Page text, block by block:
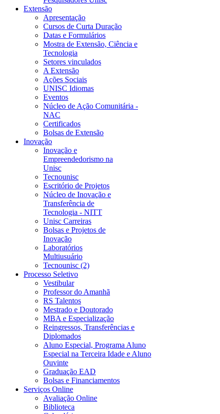
Extensão
Apresentação
Cursos de Curta Duração
Datas e Formulários
Mostra de Extensão, Ciência e
Tecnologia
Setores vinculados
A Extensão
Ações Sociais
UNISC Idiomas
Eventos
Núcleo de Ação Comunitária -
NAC
Certificados
Bolsas de Extensão
Inovação
Inovação e
Empreendedorismo na
Unisc
Tecnounisc
Escritório de Projetos
Núcleo de Inovação e
Transferência de
Tecnologia - NITT
Unisc Carreiras
Bolsas e Projetos de
Inovação
Laboratórios
Multiusuário
Tecnounisc (2)
Processo Seletivo
Vestibular
Professor do Amanhã
RS Talentos
Mestrado e Doutorado
MBA e Especialização
Reingressos, Transferências e
Diplomados
Aluno Especial, Programa Aluno
Especial na Terceira Idade e Aluno
Ouvinte
Graduação EAD
Bolsas e Financiamentos
Serviços Online
Avaliação Online
Biblioteca